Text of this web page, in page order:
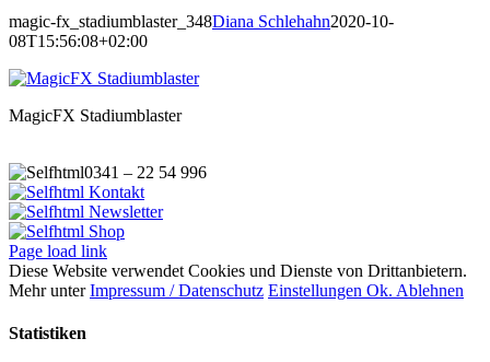
magic-fx_stadiumblaster_348Diana Schlehahn2020-10-
08T15:56:08+02:00
MagicFX Stadiumblaster
0341 – 22 54 996
Kontakt
Newsletter
Shop
Page load link
Diese Website verwendet Cookies und Dienste von Drittanbietern.
Mehr unterImpressum / Datenschutz Einstellungen Ok. Ablehnen
Statistiken